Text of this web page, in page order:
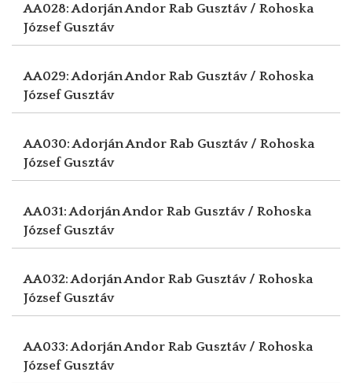
AA028: Adorján Andor Rab Gusztáv / Rohoska
József Gusztáv
AA029: Adorján Andor Rab Gusztáv / Rohoska
József Gusztáv
AA030: Adorján Andor Rab Gusztáv / Rohoska
József Gusztáv
AA031: Adorján Andor Rab Gusztáv / Rohoska
József Gusztáv
AA032: Adorján Andor Rab Gusztáv / Rohoska
József Gusztáv
AA033: Adorján Andor Rab Gusztáv / Rohoska
József Gusztáv